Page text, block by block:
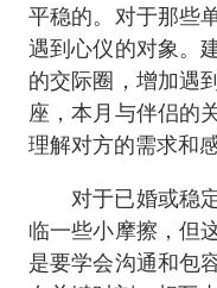
平稳的。对于那些
遇到心仪的对象。
的交际圈，增加遇
座，本月与伴侣的
理解对方的需求和
对于已婚或稳
临一些小摩擦，但
是要学会沟通和包